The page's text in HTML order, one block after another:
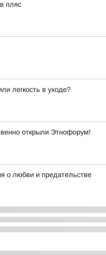
пляс
легкость в уходе?
открыли Этнофорум!
о любви и предательстве